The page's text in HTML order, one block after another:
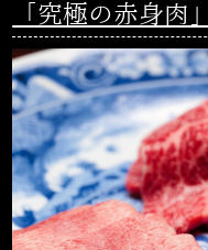
「究極の赤身肉